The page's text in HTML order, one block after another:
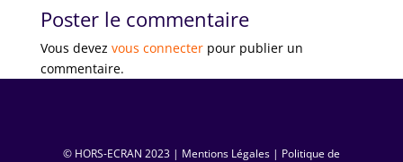
Poster le commentaire
Vous devez vous connecterpour publier un
commentaire.
© HORS-ECRAN ‏ 2023| Mentions Légales| Politique de